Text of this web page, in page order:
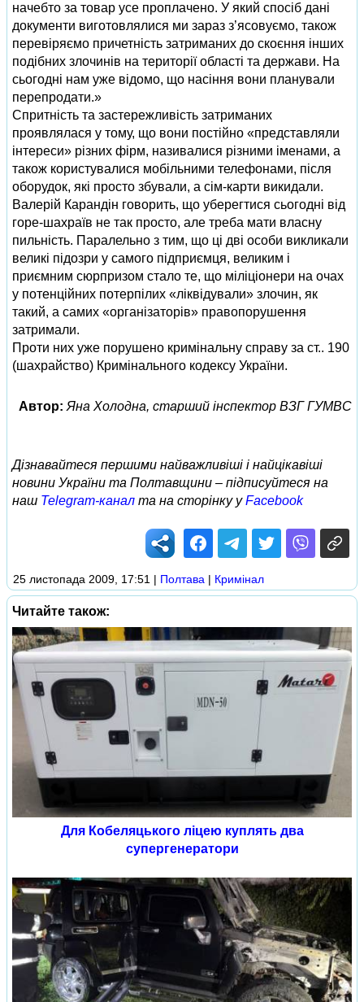
начебто за товар усе проплачено. У який спосіб дані
документи виготовлялися ми зараз з’ясовуємо, також
перевіряємо причетність затриманих до скоєння інших
подібних злочинів на території області та держави. На
сьогодні нам уже відомо, що насіння вони планували
перепродати.»
Спритність та застережливість затриманих
проявлялася у тому, що вони постійно «представляли
інтереси» різних фірм, називалися різними іменами, а
також користувалися мобільними телефонами, після
оборудок, які просто збували, а сім-карти викидали.
Валерій Карандін говорить, що уберегтися сьогодні від
горе-шахраїв не так просто, але треба мати власну
пильність. Паралельно з тим, що ці дві особи викликали
великі підозри у самого підприємця, великим і
приємним сюрпризом стало те, що міліціонери на очах
у потенційних потерпілих «ліквідували» злочин, як
такий, а самих «організаторів» правопорушення
затримали.
Проти них уже порушено кримінальну справу за ст.. 190
(шахрайство) Кримінального кодексу України.
Автор: Яна Холодна, старший інспектор ВЗГ ГУМВС
Дізнавайтеся першими найважливіші і найцікавіші
новини України та Полтавщини – підписуйтеся на
наш Telegram-канал та на сторінку уFacebook
25 листопада 2009, 17:51 | Полтава | Кримінал
Читайте також:
Для Кобеляцького ліцею куплять два
супергенератори